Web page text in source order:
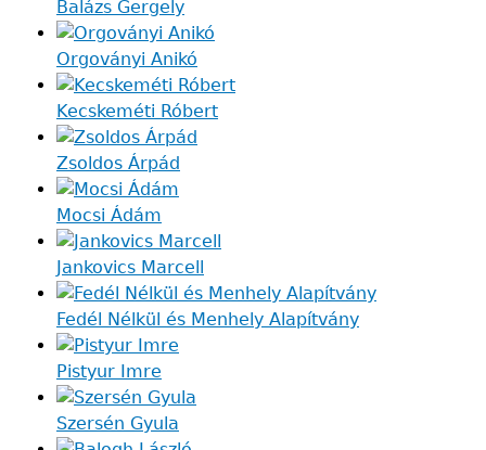
Balázs Gergely
Orgoványi Anikó
Kecskeméti Róbert
Zsoldos Árpád
Mocsi Ádám
Jankovics Marcell
Fedél Nélkül és Menhely Alapítvány
Pistyur Imre
Szersén Gyula